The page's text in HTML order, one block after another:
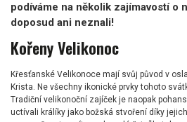
podíváme na několik zajímavostí o
doposud ani neznali!
Kořeny Velikonoc
Křesťanské Velikonoce mají svůj původ v
Krista. Ne všechny ikonické prvky tohoto
Tradiční velikonoční zajíček je naopak
uctívali králíky jako božská stvoření díky